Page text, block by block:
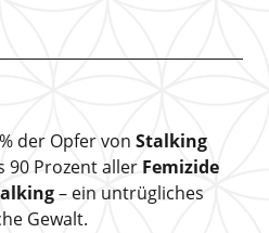
der Opfer von Stalking
90 Prozent aller Femizide
– ein untrügliches
Gewalt.